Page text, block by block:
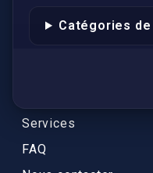
Catégories
Conformité
Services
FAQ